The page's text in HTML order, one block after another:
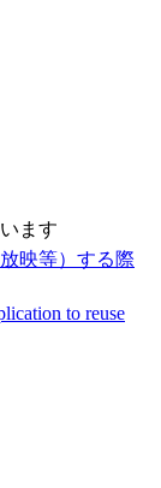
ます
映等）する際
to reuse